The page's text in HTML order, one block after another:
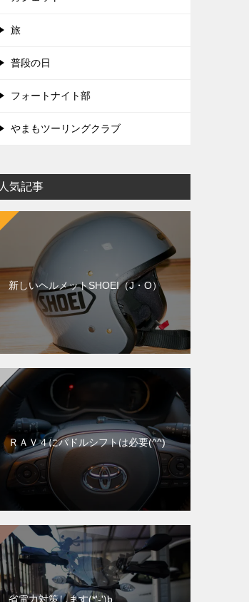
旅
普段の日
フォートナイト部
やまもツーリングクラブ
人気記事
新しいヘルメットSHOEI（J・O）
ＲＡＶ４にパドルシフトは必要(^^)
省電力対策します(*'-')b